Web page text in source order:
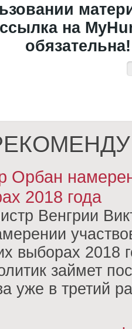
на
обязательна!
Орбан
2018 года
Венгрии
выборах 2018
займет
уже в третий